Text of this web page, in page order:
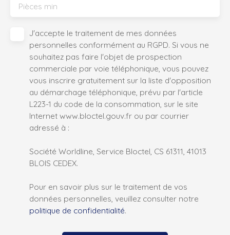
Pièces min
J'accepte le traitement de mes données
personnelles conformément au RGPD. Si vous ne
souhaitez pas faire l'objet de prospection
commerciale par voie téléphonique, vous pouvez
vous inscrire gratuitement sur la liste d'opposition
au démarchage téléphonique, prévu par l'article
L223-1 du code de la consommation, sur le site
Internet www.bloctel.gouv.fr ou par courrier
adressé à :
Société Worldline, Service Bloctel, CS 61311, 41013
BLOIS CEDEX.
Pour en savoir plus sur le traitement de vos
données personnelles, veuillez consulter notre
politique de confidentialité.